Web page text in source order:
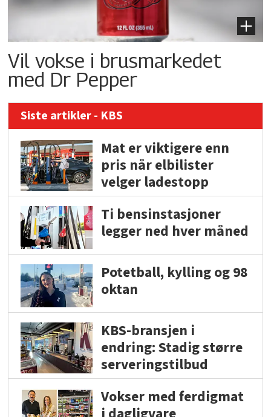
Vil vokse i brusmarkedet
med Dr Pepper
Siste artikler - KBS
Mat er viktigere enn
pris når elbilister
velger ladestopp
Ti bensinstasjoner
legger ned hver måned
Potetball, kylling og 98
oktan
KBS-bransjen i
endring: Stadig større
serveringstilbud
Vokser med ferdigmat